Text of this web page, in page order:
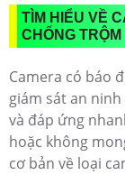
TÌM HIỂU VỀ
CHỐNG TRỘM
Camera có báo
giám sát an
và đáp ứng
hoặc không
cơ bản về loại